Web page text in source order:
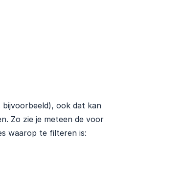
ook dat kan
Zo zie je meteen de voor
waarop te filteren is: